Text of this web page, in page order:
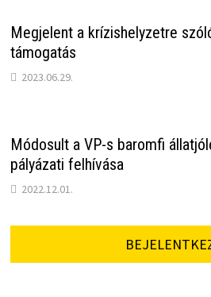
Megjelent a krízishelyzetre
támogatás
2023.06.29.
Módosult a VP-s baromfi
pályázati felhívása
2022.12.01.